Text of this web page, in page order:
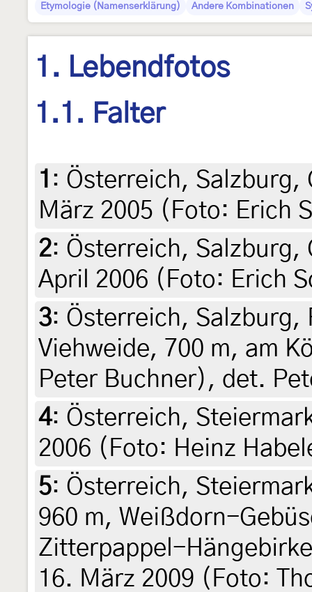
Etymologie (Namenserklärung) Andere Kombinationen
1. Lebendfotos
1.1. Falter
1 : Österreich, Salzburg,
März 2005 (Foto: Erich
2: Österreich, Salzburg,
April 2006 (Foto: Erich
3: Österreich,
Viehweide, 700 m, am
Peter Buchner), det.
4: Österreich,
2006 (Foto: Heinz
5: Österreich,
960 m, Weißdorn-
Zitterpappel-
16. März 2009 (Foto: